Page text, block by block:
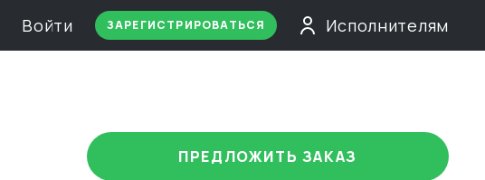
Войти ЗАРЕГИСТРИРОВАТЬСЯ Исполнителям
ПРЕДЛОЖИТЬ ЗАКАЗ